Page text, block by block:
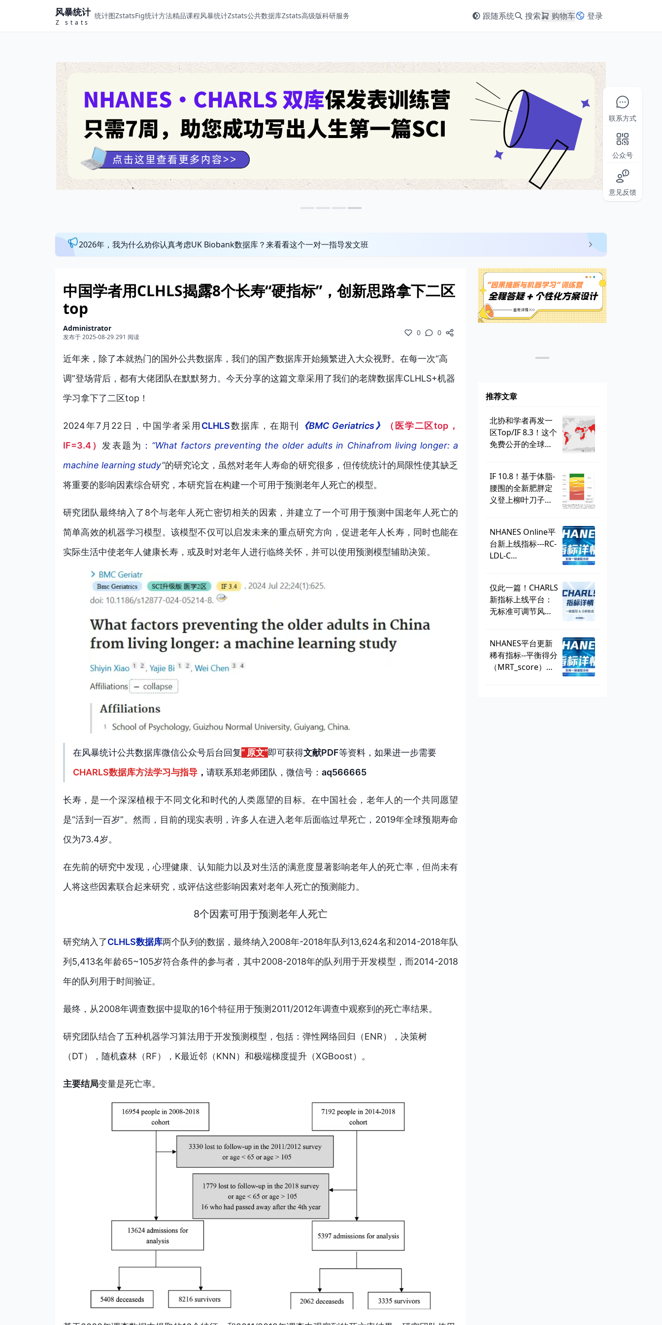
风暴统计
Z stats
统计图ZstatsFig统计方法精品课程风暴统计Zstats公共数据库Zstats高级版科研服务 跟随系统 搜索 购物车 登录
联系方式
公众号
意见反馈
2026年，我为什么劝你认真考虑UK Biobank数据库？来看看这个一对一指导发文班
中国学者用CLHLS揭露8个长寿“硬指标”，创新思路拿下二区
top
Administrator
发布于 2025-08-29/291 阅读 0 0
近年来，除了本就热门的国外公共数据库，我们的国产数据库开始频繁进入大众视野。在每一次“高
调”登场背后，都有大佬团队在默默努力。今天分享的这篇文章采用了我们的老牌数据库CLHLS+机器
学习拿下了二区top！
2024年7月 22日，中国学者采用 CLHLS数据库 ，在期刊 《BMC Geriatrics》
（医学二区top，
IF=3.4） 发表题为 ： “What factors preventing the older adults in Chinafrom living longer: a
machine learning study”的研究论文，虽然对老年人寿命的研究很多，但传统统计的局限性使其缺乏
将重要的影响因素综合研究，本研究旨在构建一个可用于预测老年人死亡的模型。
研究团队最终纳入了8个与老年人死亡密切相关的因素，并建立了一个可用于预测中国老年人死亡的
简单高效的机器学习模型。该模型不仅可以启发未来的重点研究方向，促进老年人长寿，同时也能在
实际生活中使老年人健康长寿，或及时对老年人进行临终关怀，并可以使用预测模型辅助决策。
在风暴统计公共数据库微信公众号后台回复“ 原文”即可获得文献PDF等资料，如果进一步需要
CHARLS数据库方法学习与指导 ， 请联系郑老师团队，微信号： aq566665
长寿，是一个深深植根于不同文化和时代的人类愿望的目标。在中国社会，老年人的一个共同愿望
是“活到一百岁”。然而，目前的现实表明，许多人在进入老年后面临过早死亡，2019年全球预期寿命
仅为73.4岁。
在先前的研究中发现，心理健康、认知能力以及对生活的满意度显著影响老年人的死亡率，但尚未有
人将这些因素联合起来研究，或评估这些影响因素对老年人死亡的预测能力。
8个因素可用于预测老年人死亡
研究纳 入了CLHLS数据库两个队列的数据，最终纳入2008年-2018年队列13,624名和2014-2018年队
列5,413名年龄65~105岁符合条件的参与者，其中2008-2018年的队列用于开发模型，而2014-2018
年的队列用于时间验证。
最终，从2008年调查数据中提取的16个特征用于预测2011/2012年调查中观察到的死亡率结果。
研究团队结合了五种机器学习算法用于开发预测模型，包括：弹性网络回归（ENR），决策树
（DT），随机森林（RF），K最近邻（KNN）和极端梯度提升（XGBoost）。
主要结局变量是死亡率。
推荐文章
北协和学者再发一
区Top/IF 8.3！这个
免费公开的全球学
IF 10.8！基于体脂-
腰围的全新肥胖定
义登上柳叶刀子
总
NHANES Online平
台新上线指标---RC-
LDL-C
仅此一篇！CHARLS
新指标上线平台：
无标准可调节风险
NHANES平台更新
稀有指标--平衡得分
（MRT_score），